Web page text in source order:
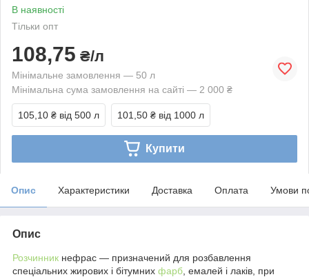
В наявності
Тільки опт
108,75 ₴/л
Мінімальне замовлення — 50 л
Мінімальна сума замовлення на сайті — 2 000 ₴
105,10 ₴ від 500 л 101,50 ₴ від 1000 л
Купити
Опис Характеристики Доставка Оплата Умови
Опис
Розчинник нефрас — призначений для розбавлення
спеціальних жирових і бітумних фарб , емалей і лаків, при